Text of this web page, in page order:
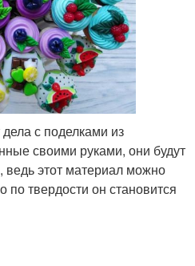
с поделками из
своими руками, они будут
ведь этот материал можно
по твердости он становится